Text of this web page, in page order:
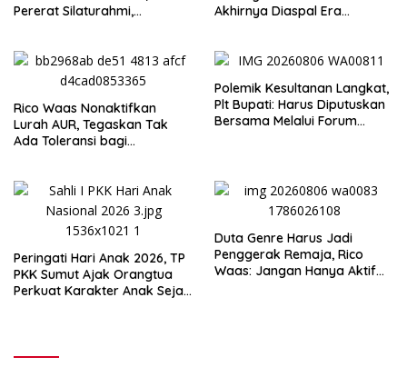
Pererat Silaturahmi,
Akhirnya Diaspal Era
Rico Waas Nonaktifkan
Lurah AUR, Tegaskan Tak
Ada Toleransi bagi
Polemik Kesultanan Langkat,
Plt Bupati: Harus Diputuskan
Bersama Melalui Forum
Peringati Hari Anak 2026, TP
PKK Sumut Ajak Orangtua
Perkuat Karakter Anak Sejak
Duta Genre Harus Jadi
Penggerak Remaja, Rico
Waas: Jangan Hanya Aktif